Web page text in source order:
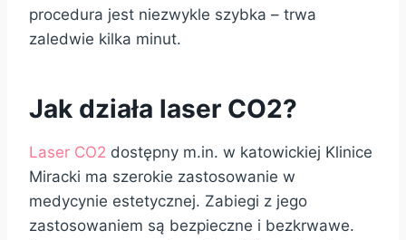
procedura jest niezwykle szybka – trwa
zaledwie kilka minut.
Jak działa laser CO2?
Laser CO2 dostępny m.in. w katowickiej Klinice
Miracki ma szerokie zastosowanie w
medycynie estetycznej. Zabiegi z jego
zastosowaniem są bezpieczne i bezkrwawe.